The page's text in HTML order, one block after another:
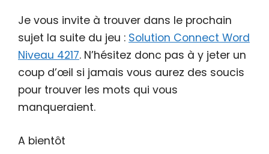
Je vous invite à trouver dans le prochain
sujet la suite du jeu : Solution Connect Word
Niveau 4217. N’hésitez donc pas à y jeter un
coup d’œil si jamais vous aurez des soucis
pour trouver les mots qui vous
manqueraient.
A bientôt